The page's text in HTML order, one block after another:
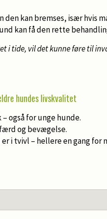
den kan bremses, især hvis
kan få den rette
i tide, vil det kunne føre til
hundes livskvalitet
også for unge hunde.
og bevægelse.
i tvivl – hellere en gang for